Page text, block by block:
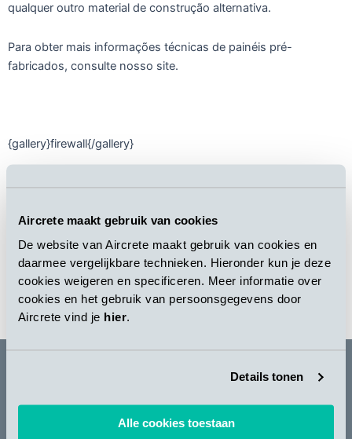
Aircrete maakt gebruik van cookies
De website van Aircrete maakt gebruik van cookies en
daarmee vergelijkbare technieken. Hieronder kun je deze
cookies weigeren en specificeren. Meer informatie over
cookies en het gebruik van persoonsgegevens door
Aircrete vind je hier.
Details tonen
Alle cookies toestaan
qualquer outro material de construção alternativa.
Para obter mais informações técnicas de painéis pré-
fabricados, consulte nosso site.
{gallery}firewall{/gallery}